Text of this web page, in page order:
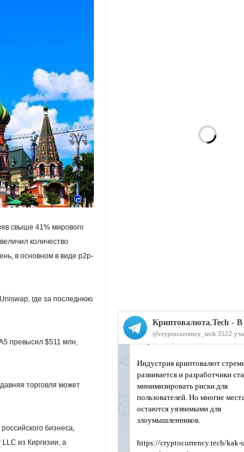
свыше 41% мирового
количество
в основном в виде р2р-
где за последнюю
превысил $511 млн,
торговля может
бизнеса,
из Киргизии, а